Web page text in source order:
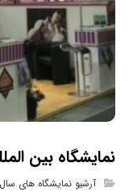
نمایشگاه بین
آرشیو نمایشگاه های سال